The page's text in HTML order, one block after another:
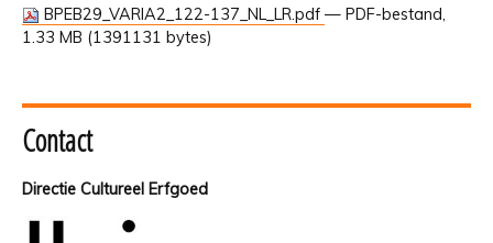
BPEB29_VARIA2_122-137_NL_LR.pdf — PDF-bestand,
1.33 MB (1391131 bytes)
Contact
Directie Cultureel Erfgoed